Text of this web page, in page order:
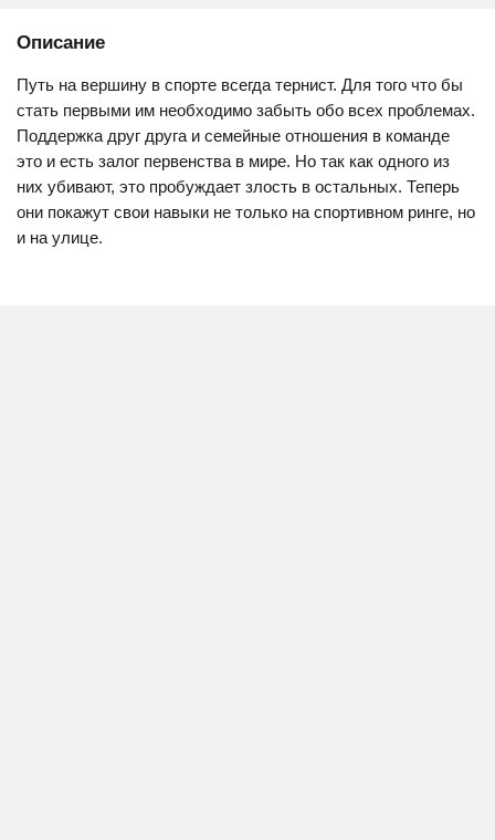
Описание
Путь на вершину в спорте всегда тернист. Для того что бы
стать первыми им необходимо забыть обо всех проблемах.
Поддержка друг друга и семейные отношения в команде
это и есть залог первенства в мире. Но так как одного из
них убивают, это пробуждает злость в остальных. Теперь
они покажут свои навыки не только на спортивном ринге, но
и на улице.